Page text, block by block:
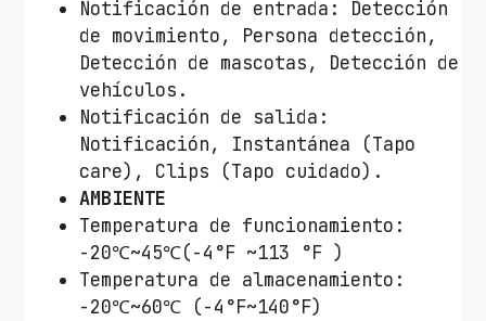
Notificación de entrada: Detección
de movimiento, Persona detección,
Detección de mascotas, Detección de
vehículos.
Notificación de salida:
Notificación, Instantánea (Tapo
care), Clips (Tapo cuidado).
AMBIENTE
Temperatura de funcionamiento:
-20℃~45℃(-4°F ~113 °F )
Temperatura de almacenamiento:
-20℃~60℃ (-4°F~140°F)